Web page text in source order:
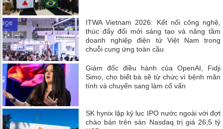
ITWA Vietnam 2026: Kết nối công nghệ,
thúc đẩy đổi mới sáng tạo và nâng tầm
doanh nghiệp điện tử Việt Nam trong
chuỗi cung ứng toàn cầu
Giám đốc điều hành của OpenAI, Fidji
Simo, cho biết bà sẽ từ chức vì bệnh mãn
tính và chuyển sang làm cố vấn
SK hynix lập kỷ lục IPO nước ngoài với đợt
chào bán trên sàn Nasdaq trị giá 26,5 tỷ